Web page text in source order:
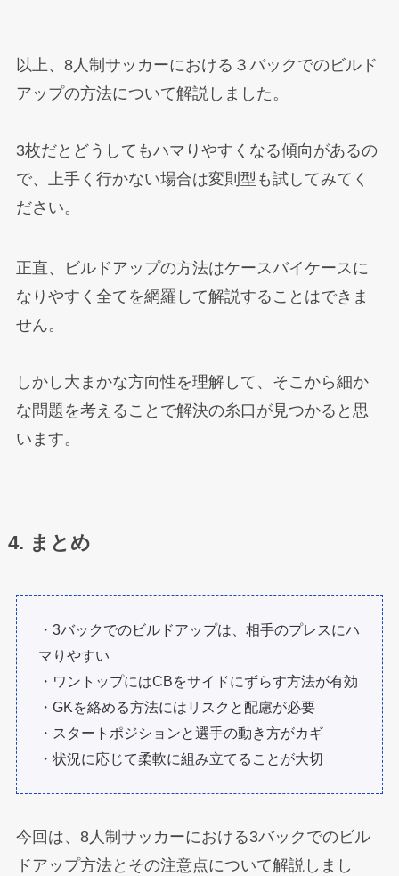
以上、8人制サッカーにおける３バックでのビルド
アップの方法について解説しました。
3枚だとどうしてもハマりやすくなる傾向があるの
で、上手く行かない場合は変則型も試してみてく
ださい。
正直、ビルドアップの方法はケースバイケースに
なりやすく全てを網羅して解説することはできま
せん。
しかし大まかな方向性を理解して、そこから細か
な問題を考えることで解決の糸口が見つかると思
います。
4. まとめ
・3バックでのビルドアップは、相手のプレスにハ
マりやすい
・ワントップにはCBをサイドにずらす方法が有効
・GKを絡める方法にはリスクと配慮が必要
・スタートポジションと選手の動き方がカギ
・状況に応じて柔軟に組み立てることが大切
今回は、8人制サッカーにおける3バックでのビル
ドアップ方法とその注意点について解説しまし